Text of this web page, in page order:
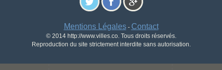
Mentions Légales- Contact
© 2014 http://www.villes.co. Tous droits réservés.
Reproduction du site strictement interdite sans autorisation.